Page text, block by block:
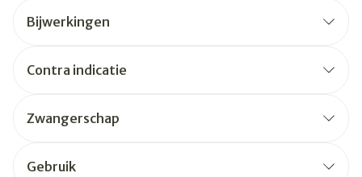
Bijwerkingen
Contra indicatie
Zwangerschap
Gebruik